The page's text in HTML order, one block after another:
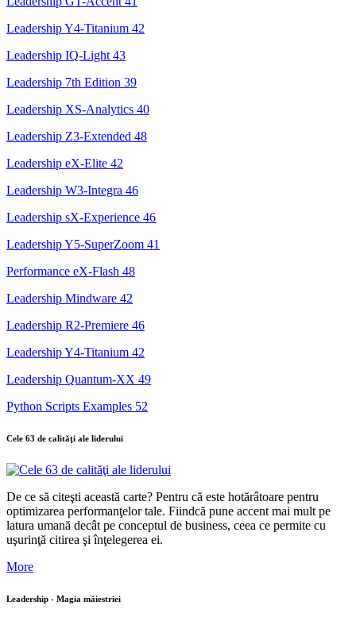
Leadership Y4-Titanium 42
Leadership IQ-Light 43
Leadership 7th Edition 39
Leadership XS-Analytics 40
Leadership Z3-Extended 48
Leadership eX-Elite 42
Leadership W3-Integra 46
Leadership sX-Experience 46
Leadership Y5-SuperZoom 41
Performance eX-Flash 48
Leadership Mindware 42
Leadership R2-Premiere 46
Leadership Y4-Titanium 42
Leadership Quantum-XX 49
Python Scripts Examples 52
Cele 63 de calităţi ale liderului
De ce să citeşti această carte? Pentru că este hotărâtoare pentru
optimizarea performanţelor tale. Fiindcă pune accent mai mult pe
latura umană decât pe conceptul de business, ceea ce permite cu
uşurinţă citirea şi înţelegerea ei.
More
Leadership - Magia măiestriei